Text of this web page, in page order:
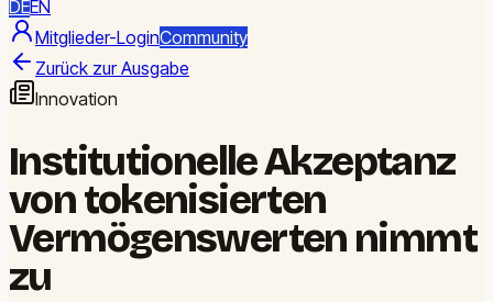
DEEN
Mitglieder-LoginCommunity
Zurück zur Ausgabe
Innovation
Institutionelle Akzeptanz
von tokenisierten
Vermögenswerten nimmt
zu